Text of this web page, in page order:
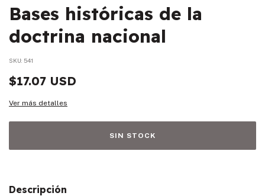
Bases históricas de la
doctrina nacional
SKU: 541
$17.07 USD
Ver más detalles
Descripción